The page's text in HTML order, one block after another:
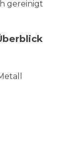
gereinigt